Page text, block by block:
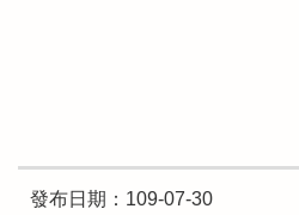
發布日期：109-07-30